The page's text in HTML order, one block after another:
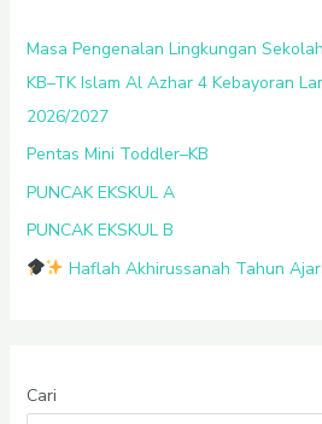
Masa Pengenalan Lingkungan
KB–TK Islam Al Azhar 4 Kebayoran
2026/2027
Pentas Mini Toddler–KB
PUNCAK EKSKUL A
PUNCAK EKSKUL B
Haflah Akhirussanah Tahun
Cari